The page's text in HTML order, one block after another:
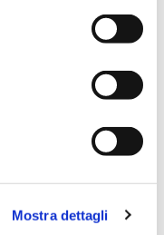
Mostra dettagli
Articolo successivo
Exit interview:
opportunità per le
aziende
lavoratore in
working,
e